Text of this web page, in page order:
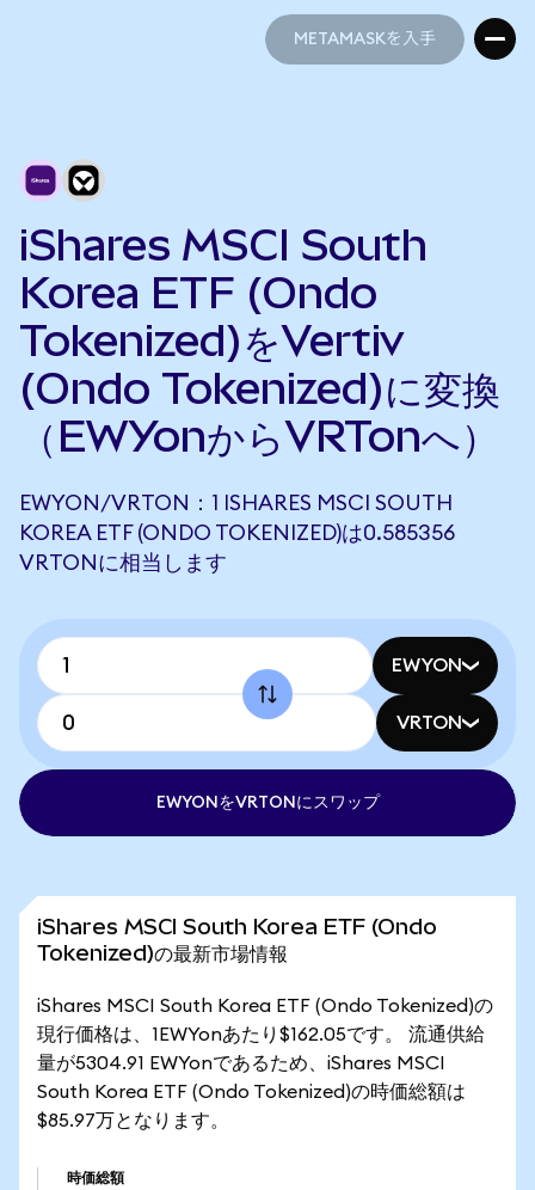
METAMASKを入手
iShares MSCI South
Korea ETF (Ondo
Tokenized)をVertiv
(Ondo Tokenized)に変換
（EWYonからVRTonへ）
EWYON/VRTON：1 ISHARES MSCI SOUTH
KOREA ETF (ONDO TOKENIZED)は0.585356
VRTONに相当します
EWYON
VRTON
EWYONをVRTONにスワップ
iShares MSCI South Korea ETF (Ondo
Tokenized)の最新市場情報
iShares MSCI South Korea ETF (Ondo Tokenized)の
現行価格は、1EWYonあたり$162.05です。 流通供給
量が5304.91 EWYonであるため、iShares MSCI
South Korea ETF (Ondo Tokenized)の時価総額は
$85.97万となります。
時価総額